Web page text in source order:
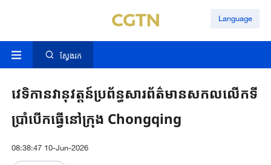
Language
ស្វែងរក
វេទិកានវានុវត្តន៍ប្រព័ន្ធសារព័ត៌មានសកលលើកទី
ប្រាំបើកធ្វើនៅក្រុង Chongqing
08:38:47 10-Jun-2026